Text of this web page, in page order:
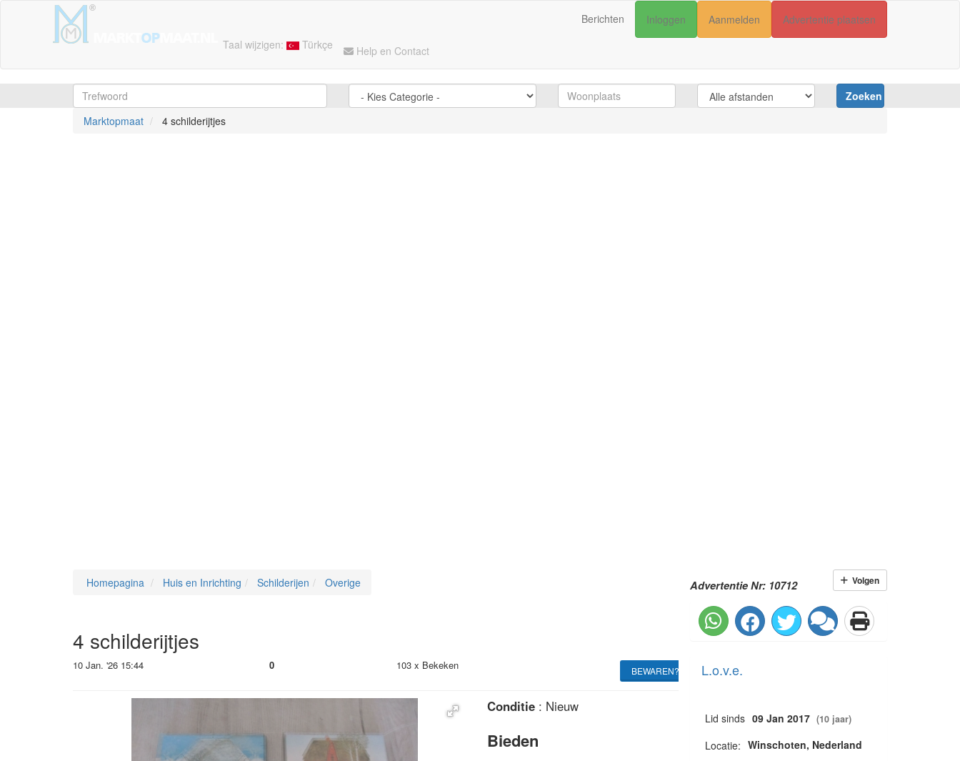
Taal wijzigen: Türkçe Help en Contact
Berichten Inloggen Aanmelden Advertentie plaatsen
Zoeken
Marktopmaat
4 schilderijtjes
Homepagina Huis en Inrichting Schilderijen Overige
4 schilderijtjes
10 Jan. '26 15:44 0 103 x Bekeken BEWAREN?
Conditie: Nieuw
Bieden
Advertentie Nr: 10712 Volgen
L.o.v.e.
Lid sinds 09 Jan 2017 (10 jaar)
Locatie: Winschoten, Nederland